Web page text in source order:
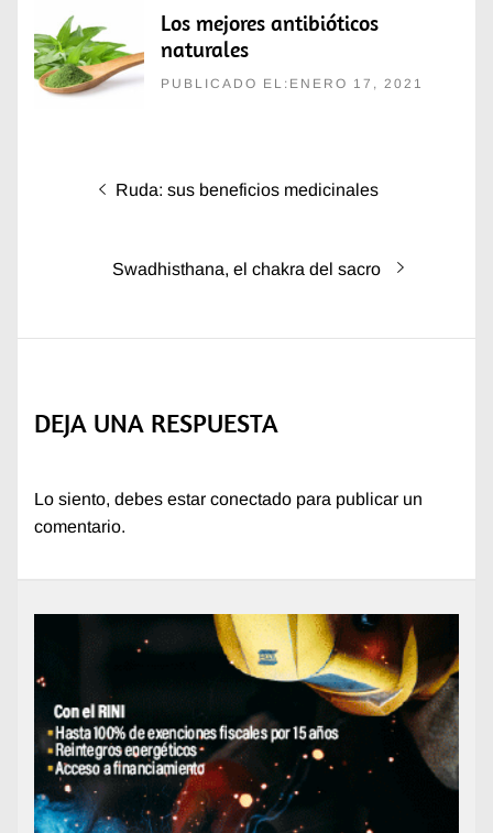
Los mejores antibióticos
naturales
PUBLICADO EL:ENERO 17, 2021
Navegación
Entrada
Ruda: sus beneficios medicinales
Entrada
Swadhisthana, el chakra del sacro
DEJA UNA RESPUESTA
Lo siento, debes estar conectado para publicar un
comentario.